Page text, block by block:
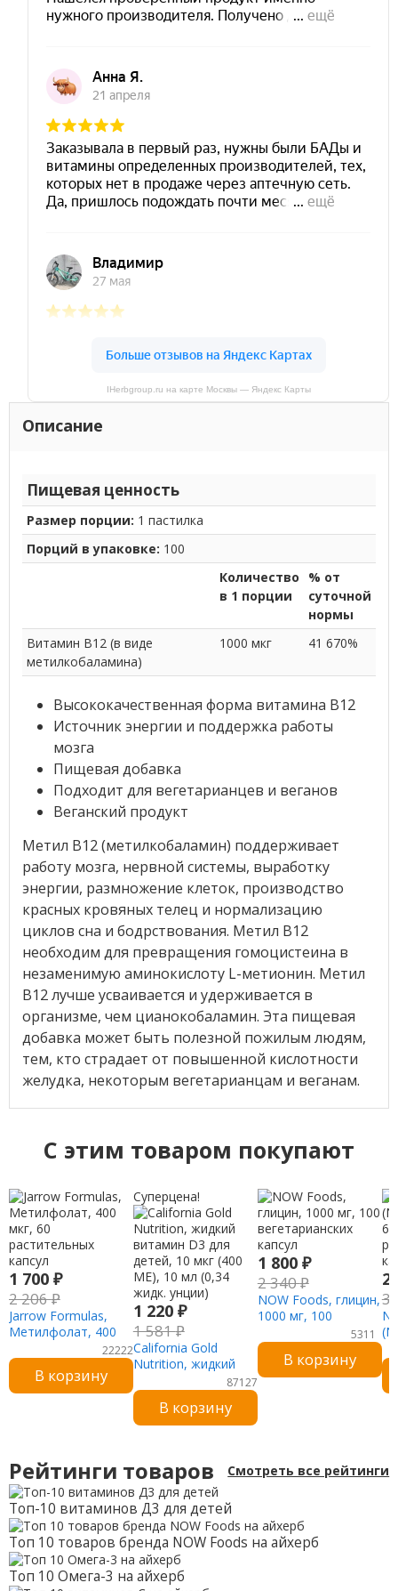
IHerbgroup.ru на карте Москвы — Яндекс Карты
Описание
Пищевая ценность
Размер порции: 1 пастилка
Порций в упаковке: 100
Количество
в 1 порции
% от
суточной
нормы
Витамин В12 (в виде
метилкобаламина)
1000 мкг 41 670%
Высококачественная форма витамина B12
Источник энергии и поддержка работы
мозга
Пищевая добавка
Подходит для вегетарианцев и веганов
Веганский продукт
Метил B12 (метилкобаламин) поддерживает
работу мозга, нервной системы, выработку
энергии, размножение клеток, производство
красных кровяных телец и нормализацию
циклов сна и бодрствования. Метил B12
необходим для превращения гомоцистеина в
незаменимую аминокислоту L-метионин. Метил
B12 лучше усваивается и удерживается в
организме, чем цианокобаламин. Эта пищевая
добавка может быть полезной пожилым людям,
тем, кто страдает от повышенной кислотности
желудка, некоторым вегетарианцам и веганам.
C этим товаром покупают
1 700 ₽
2 206₽
Jarrow Formulas,
Метилфолат, 400
растительных
капсул
22222
В корзину
Суперцена!
1 220 ₽
1 581₽
California Gold
Nutrition, жидкий
витамин D3 для
детей, 10 мкг (400
МЕ), 10 мл (0,34
жидк. унции)
87127
В корзину
1 800 ₽
2 340₽
NOW Foods, глицин,
1000 мг, 100
вегетарианских
капсул
5311
В корзину
2
3
Рейтинги товаров Смотреть все рейтинги
Топ-10 витаминов Д3 для детей
Топ 10 товаров бренда NOW Foods на айхерб
Топ 10 Омега-3 на айхерб